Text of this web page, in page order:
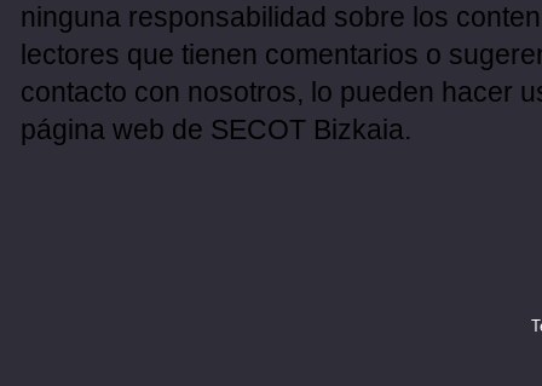
ninguna responsabilidad sobre los
lectores que tienen comentarios o
contacto con nosotros, lo pueden hacer
página web de SECOT Bizkaia.